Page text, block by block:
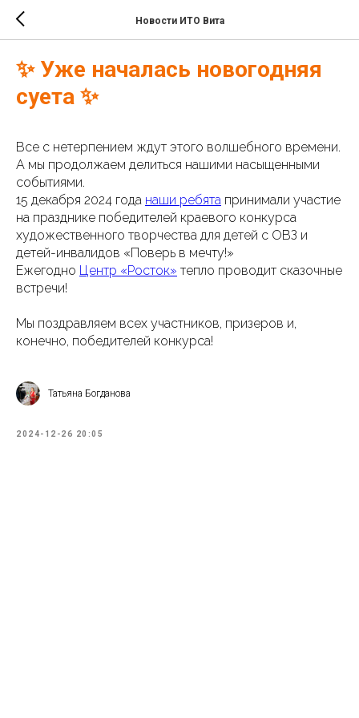
Новости ИТО Вита
✨ Уже началась новогодняя
суета ✨
Все с нетерпением ждут этого волшебного времени.
А мы продолжаем делиться нашими насыщенными
событиями.
15 декабря 2024 года наши ребята принимали участие
на празднике победителей краевого конкурса
художественного творчества для детей с ОВЗ и
детей-инвалидов «Поверь в мечту!»
Ежегодно Центр «Росток» тепло проводит сказочные
встречи!
Мы поздравляем всех участников, призеров и,
конечно, победителей конкурса!
Татьяна Богданова
2024-12-26 20:05